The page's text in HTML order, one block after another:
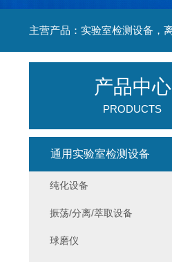
产品中心
PRODUCTS
通用实验室检测设备
纯化设备
振荡/分离/萃取设备
球磨仪